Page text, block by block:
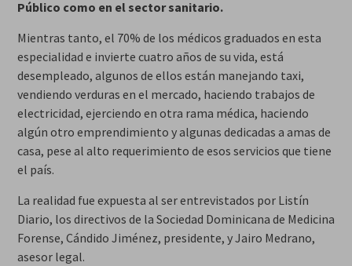
Público como en el sector sanitario.
Mientras tanto, el 70% de los médicos graduados en esta
especialidad e invierte cuatro años de su vida, está
desempleado, algunos de ellos están manejando taxi,
vendiendo verduras en el mercado, haciendo trabajos de
electricidad, ejerciendo en otra rama médica, haciendo
algún otro emprendimiento y algunas dedicadas a amas de
casa, pese al alto requerimiento de esos servicios que tiene
el país.
La realidad fue expuesta al ser entrevistados por Listín
Diario, los directivos de la Sociedad Dominicana de Medicina
Forense, Cándido Jiménez, presidente, y Jairo Medrano,
asesor legal.